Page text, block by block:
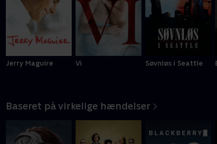
Jerry Maguire Vi Søvnløs i Seattle
Baseret på virkelige hændelser